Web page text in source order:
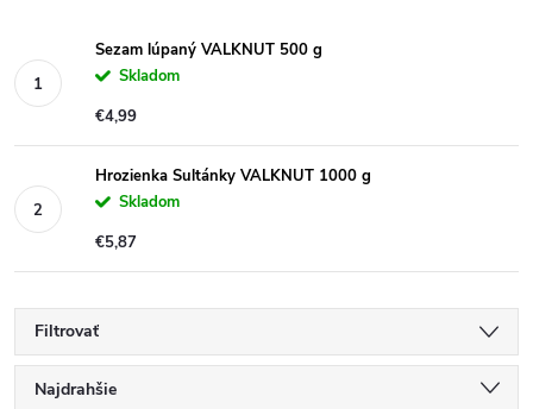
Sezam lúpaný VALKNUT 500 g
Skladom
€4,99
Hrozienka Sultánky VALKNUT 1000 g
Skladom
€5,87
Filtrovať
R
Najdrahšie